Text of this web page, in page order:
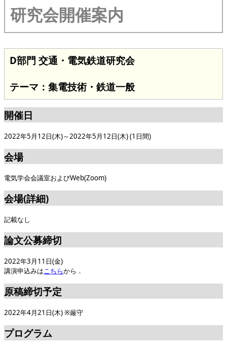
研究会開催案内
D部門 交通・電気鉄道研究会
テーマ：集電技術・鉄道一般
開催日
2022年5月12日(木)～2022年5月12日(木) (1日間)
会場
電気学会会議室およびWeb(Zoom)
会場(詳細)
記載なし
論文公募締切
2022年3月11日(金)
講演申込みはこちらから．
原稿締切予定
2022年4月21日(木) ※厳守
プログラム